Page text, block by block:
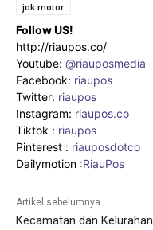
jok motor
Follow US!
http://riaupos.co/
Youtube: @riauposmedia
Facebook: riaupos
Twitter: riaupos
Instagram: riaupos.co
Tiktok : riaupos
Pinterest : riauposdotco
Dailymotion :RiauPos
Artikel sebelumnya
Kecamatan dan Kelurahan